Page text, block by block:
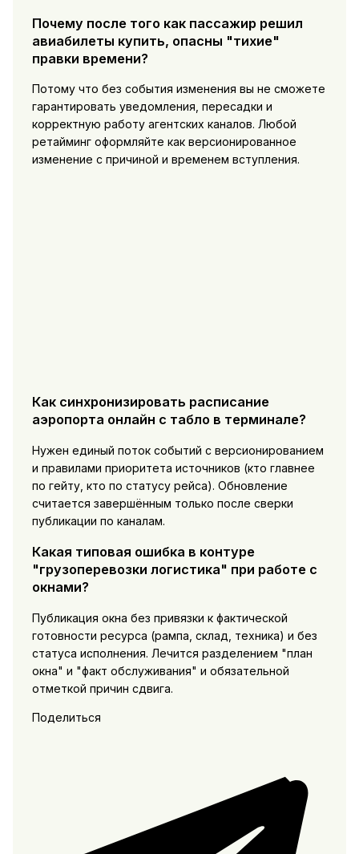
Почему после того как пассажир решил
авиабилеты купить, опасны "тихие"
правки времени?
Потому что без события изменения вы не сможете
гарантировать уведомления, пересадки и
корректную работу агентских каналов. Любой
ретайминг оформляйте как версионированное
изменение с причиной и временем вступления.
Как синхронизировать расписание
аэропорта онлайн с табло в терминале?
Нужен единый поток событий с версионированием
и правилами приоритета источников (кто главнее
по гейту, кто по статусу рейса). Обновление
считается завершённым только после сверки
публикации по каналам.
Какая типовая ошибка в контуре
"грузоперевозки логистика" при работе с
окнами?
Публикация окна без привязки к фактической
готовности ресурса (рампа, склад, техника) и без
статуса исполнения. Лечится разделением "план
окна" и "факт обслуживания" и обязательной
отметкой причин сдвига.
Поделиться